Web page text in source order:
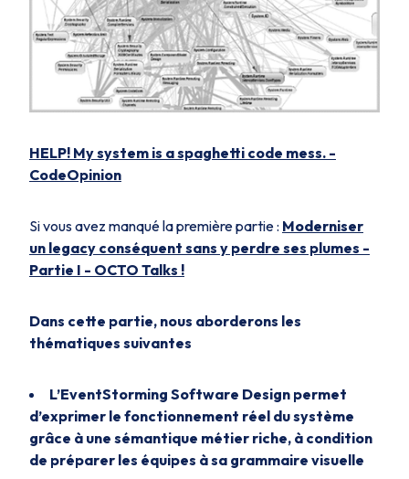
HELP! My system is a spaghetti code mess. -
CodeOpinion
Si vous avez manqué la première partie : Moderniser
un legacy conséquent sans y perdre ses plumes -
Partie I - OCTO Talks !
Dans cette partie, nous aborderons les
thématiques suivantes
L’EventStorming Software Design permet
d’exprimer le fonctionnement réel du système
grâce à une sémantique métier riche, à condition
de préparer les équipes à sa grammaire visuelle